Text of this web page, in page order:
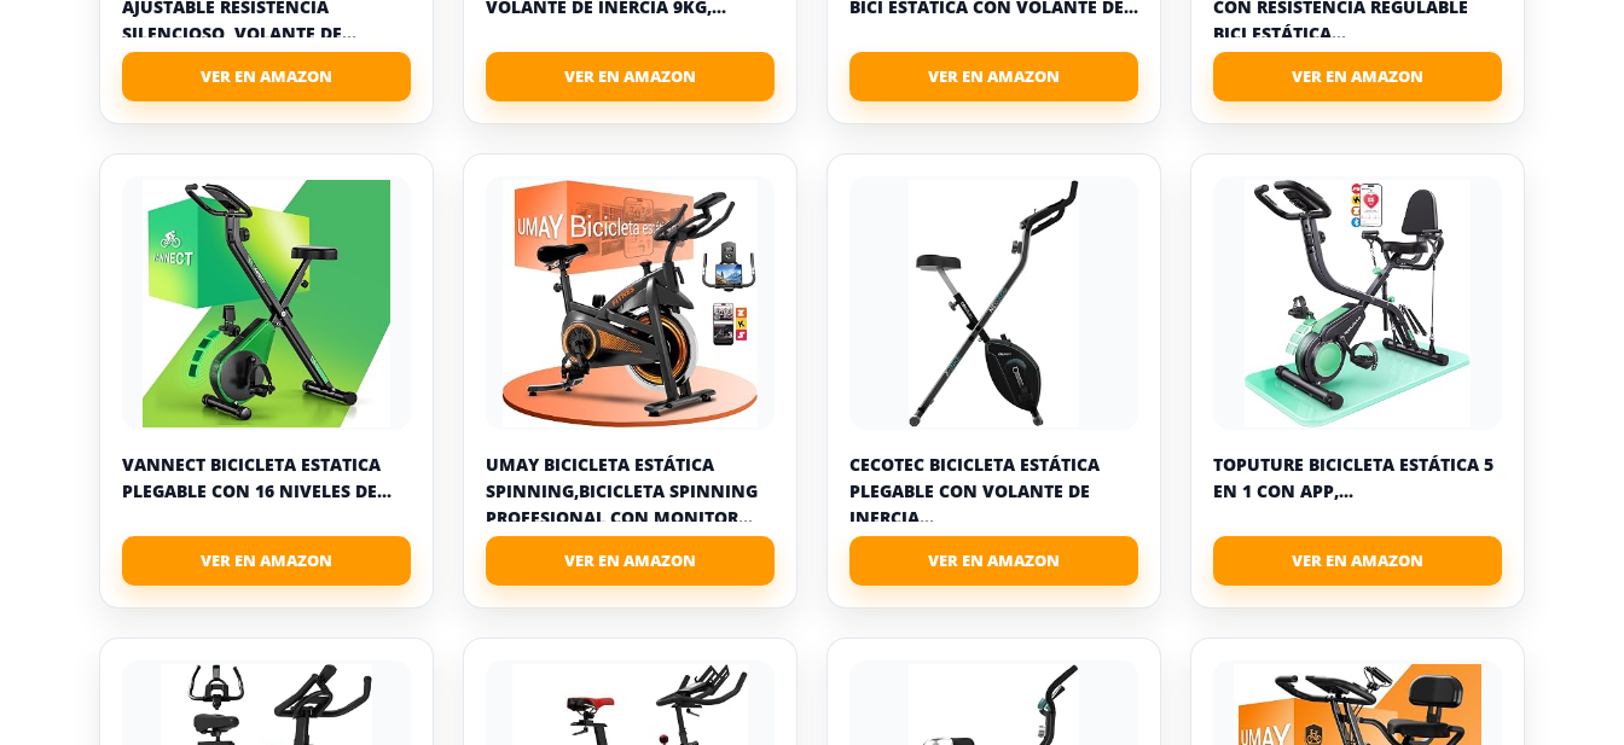
AJUSTABLE RESISTENCIA
SILENCIOSO, VOLANTE DE...
VOLANTE DE INERCIA 9KG,...
BICI ESTÁTICA CON VOLANTE DE...
CON RESISTENCIA REGULABLE
BICI ESTÁTICA...
VANNECT BICICLETA ESTATICA
PLEGABLE CON 16 NIVELES DE...
UMAY BICICLETA ESTÁTICA
SPINNING,BICICLETA SPINNING
PROFESIONAL CON MONITOR...
CECOTEC BICICLETA ESTÁTICA
PLEGABLE CON VOLANTE DE
INERCIA...
TOPUTURE BICICLETA ESTÁTICA 5
EN 1 CON APP,...